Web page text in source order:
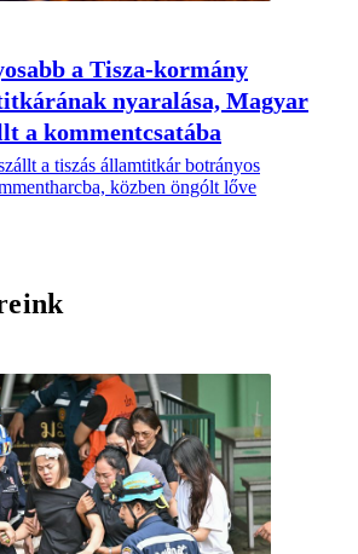
a Tisza-kormány
nyaralása, Magyar
a kommentcsatába
a tiszás államtitkár botrányos
közben öngólt lőve